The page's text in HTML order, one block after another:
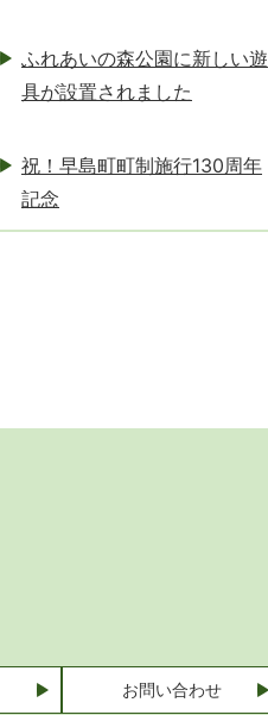
ふれあいの森公園に新しい遊
具が設置されました
祝！早島町町制施行130周年
記念
お問い合わせ